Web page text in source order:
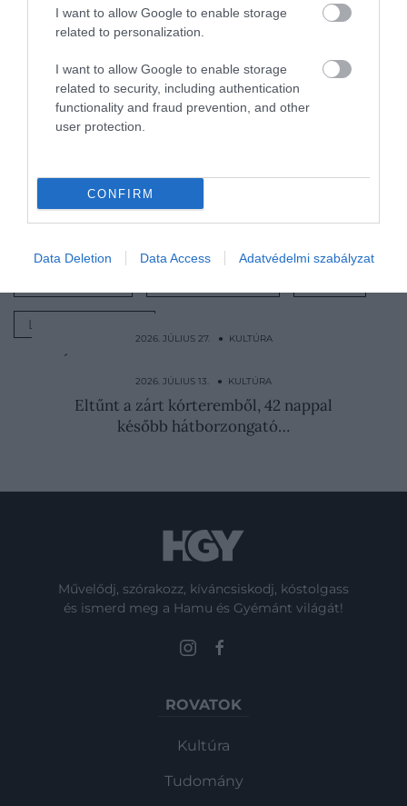
I want to allow Google to enable storage
related to personalization.
I want to allow Google to enable storage
related to security, including authentication
functionality and fraud prevention, and other
user protection.
CONFIRM
Data Deletion Data Access Adatvédelmi szabályzat
Olvasd el ezt is!
ókori rómaiak a Colosseumban
Tinédzser rongálta meg a Colosseum
falát, a szülők szerint nem csinált semmi
Őszi vonatutak Európában: 5 járat, ami a
múlt romantikáját idézi
LÁTVÁNYOSSÁG
2026. JÚLIUS 27. ● KULTÚRA
Észak-Korea legfélelmetesebb nője: Kim
Dzsongun húga a…
2026. JÚLIUS 13. ● KULTÚRA
Eltűnt a zárt kórteremből, 42 nappal
később hátborzongató…
Művelődj, szórakozz, kíváncsiskodj, kóstolgass
és ismerd meg a Hamu és Gyémánt világát!
ROVATOK
Kultúra
Tudomány